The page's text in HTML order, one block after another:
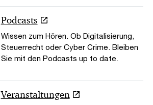
Podcasts
Wissen zum Hören. Ob Digitalisierung,
Steuerrecht oder Cyber Crime. Bleiben
Sie mit den Podcasts up to date.
Veranstaltungen